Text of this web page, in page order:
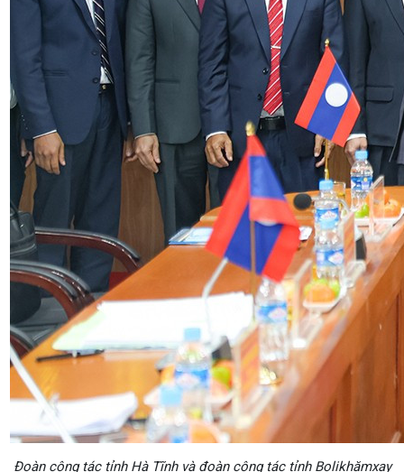
Đoàn công tác tỉnh Hà Tĩnh và đoàn công tác tỉnh Bolikhămxay